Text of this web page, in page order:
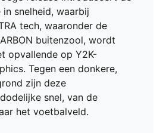
snelheid, waarbij
tech, waaronder de
buitenzool, wordt
opvallende op Y2K-
Tegen een donkere,
zijn deze
snel, van de
het voetbalveld.